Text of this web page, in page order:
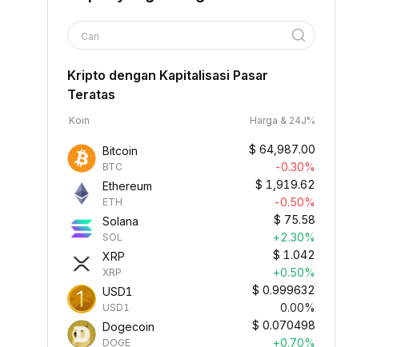
Cari
Kripto dengan Kapitalisasi Pasar
Teratas
Koin Harga & 24J%
Bitcoin
BTC
$ 64,987.00
-0.30%
Ethereum
ETH
$ 1,919.62
-0.50%
Solana
SOL
$ 75.58
+2.30%
XRP
XRP
$ 1.042
+0.50%
USD1
USD1
$ 0.999632
0.00%
Dogecoin
DOGE
$ 0.070498
+0.70%